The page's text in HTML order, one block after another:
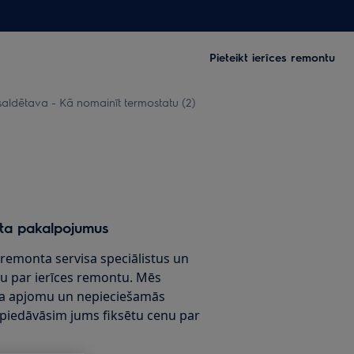
Pieteikt ierīces remontu
- Kā nomainīt termostatu (2)
pakalpojumus
servisa speciālistus un
par ierīces remontu. Mēs
apjomu un nepieciešamās
jums fiksētu cenu par